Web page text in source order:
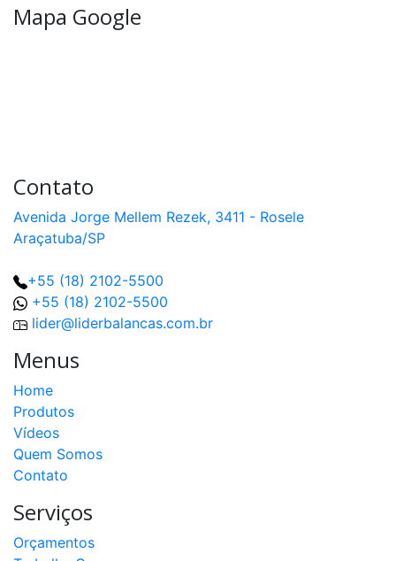
Mapa Google
Contato
Avenida Jorge Mellem Rezek, 3411 - Rosele
Araçatuba/SP
+55 (18) 2102-5500
+55 (18) 2102-5500
lider@liderbalancas.com.br
Menus
Home
Produtos
Vídeos
Quem Somos
Contato
Serviços
Orçamentos